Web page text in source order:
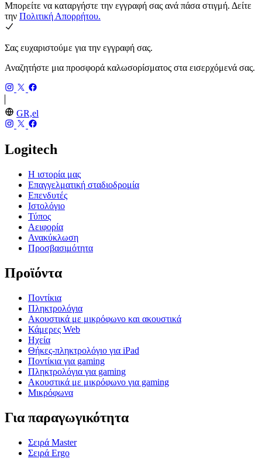
Μπορείτε να καταργήστε την εγγραφή σας ανά πάσα στιγμή. Δείτε
την Πολιτική Απορρήτου.
Σας ευχαριστούμε για την εγγραφή σας.
Αναζητήστε μια προσφορά καλωσορίσματος στα εισερχόμενά σας.
GR,el
Logitech
Η ιστορία μας
Επαγγελματική σταδιοδρομία
Επενδυτές
Ιστολόγιο
Τύπος
Αειφορία
Ανακύκλωση
Προσβασιμότητα
Προϊόντα
Ποντίκια
Πληκτρολόγια
Ακουστικά με μικρόφωνο και ακουστικά
Κάμερες Web
Ηχεία
Θήκες-πληκτρολόγιο για iPad
Ποντίκια για gaming
Πληκτρολόγια για gaming
Ακουστικά με μικρόφωνο για gaming
Μικρόφωνα
Για παραγωγικότητα
Σειρά Master
Σειρά Ergo